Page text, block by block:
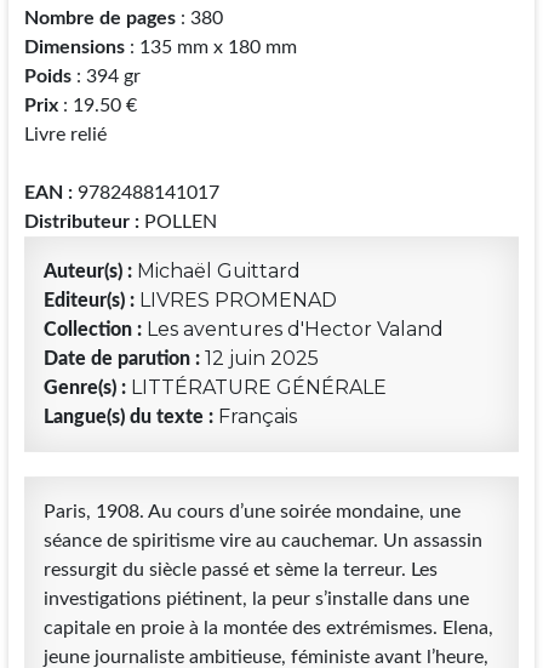
Nombre de pages: 380
Dimensions: 135 mm x 180 mm
Poids: 394 gr
Prix: 19.50 €
Livre relié
EAN :9782488141017
Distributeur :POLLEN
Auteur(s) : Michaël Guittard
Editeur(s) : LIVRES PROMENAD
Collection : Les aventures d'Hector Valand
Date de parution : 12 juin 2025
Genre(s) : LITTÉRATURE GÉNÉRALE
Langue(s) du texte : Français
Paris, 1908. Au cours d’une soirée mondaine, une
séance de spiritisme vire au cauchemar. Un assassin
ressurgit du siècle passé et sème la terreur. Les
investigations piétinent, la peur s’installe dans une
capitale en proie à la montée des extrémismes. Elena,
jeune journaliste ambitieuse, féministe avant l’heure,